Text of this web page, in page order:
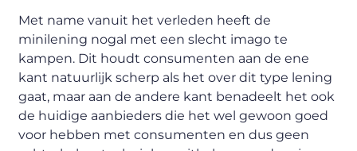
Met name vanuit het verleden heeft de
minilening nogal met een slecht imago te
kampen. Dit houdt consumenten aan de ene
kant natuurlijk scherp als het over dit type lening
gaat, maar aan de andere kant benadeelt het ook
de huidige aanbieders die het wel gewoon goed
voor hebben met consumenten en dus geen